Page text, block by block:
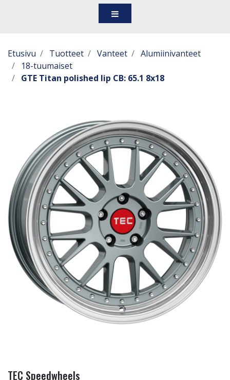
Etusivu Tuotteet Vanteet
Alumiinivanteet
18-tuumaiset
GTE Titan polished lip CB: 65.1 8x18
TEC Speedwheels